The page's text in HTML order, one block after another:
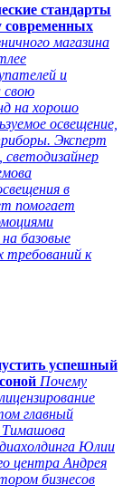
стандарты
современных
магазина
и
свою
на хорошо
освещение,
Эксперт
в
помогает
базовые
требований к
успешный
Почему
главный
Тимашова
Юлии
центра Андрея
бизнесов